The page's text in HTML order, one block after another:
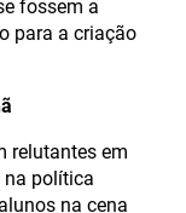
fossem a
para a criação
relutantes em
na política
na cena